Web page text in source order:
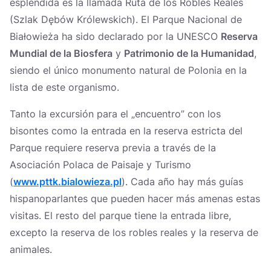
(Szlak Dębów Królewskich). El Parque Nacional de
Białowieża ha sido declarado por la UNESCO Reserva
Mundial de la Biosfera y Patrimonio de la Humanidad,
siendo el único monumento natural de Polonia en la
lista de este organismo.
Tanto la excursión para el „encuentro” con los
bisontes como la entrada en la reserva estricta del
Parque requiere reserva previa a través de la
Asociación Polaca de Paisaje y Turismo
(www.pttk.bialowieza.pl). Cada año hay más guías
hispanoparlantes que pueden hacer más amenas estas
visitas. El resto del parque tiene la entrada libre,
excepto la reserva de los robles reales y la reserva de
animales.